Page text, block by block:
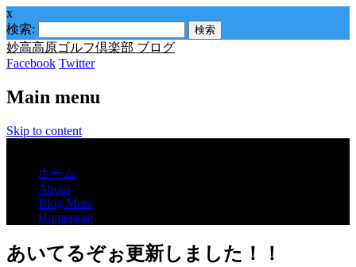
x
検索:
妙高高原ゴルフ倶楽部 ブログ
Facebook Twitter
Main menu
Skip to content
ホーム
About
Blog Mura
Homepage
あいてるぞぉ更新しました！！